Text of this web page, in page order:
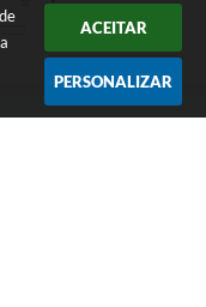
ACEITAR
PERSONALIZAR